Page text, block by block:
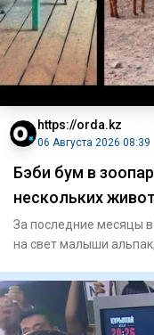
https://orda.kz
06 Августа 2026 08:39
Бэби бум в
нескольких
За последние месяцы
на свет малыши